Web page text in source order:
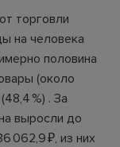
торговли
на человека
половина
(около
%) . За
выросли до
062,9 ₽, из них